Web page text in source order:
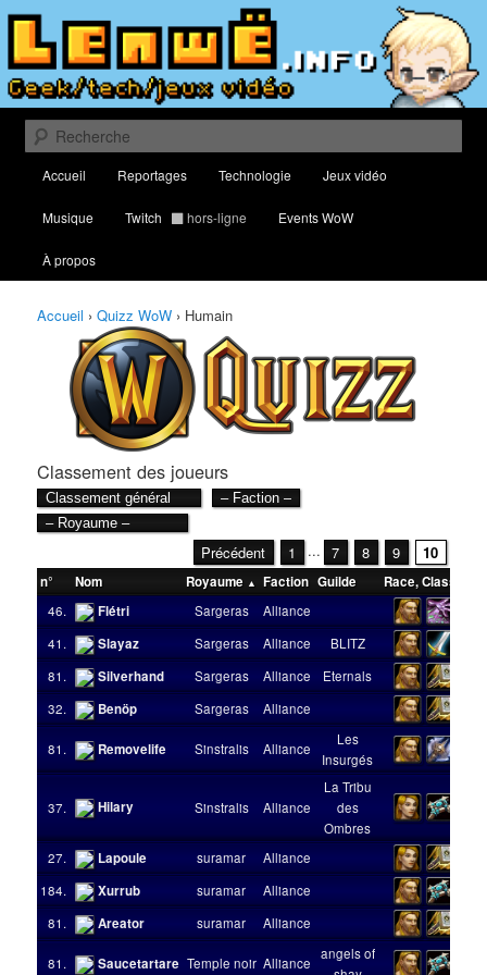
Aller
contenu
principal
Aller
contenu
secondaireLenwë – Culture geek, tech et jeux
vidéo
Classement des meilleurs joueurs au Quizz World of Warcraft
Recherche
principal
Accueil Reportages Technologie Jeux vidéo
Musique Twitch hors-ligne Events WoW
À propos
Accueil › Quizz WoW › Humain
Classement des joueurs
Précédent 1 ... 7 8 9 10
n° Nom Royaume Faction Guilde Race,Classe
46. Flétri Sargeras
Alliance
41.
Slayaz Sargeras Alliance
BLITZ
81.
Silverhand Sargeras Alliance
Eternals
32.
Benöp Sargeras Alliance
81. Removelife Sinstralis Alliance
Les
Insurgés
37. Hilary Sinstralis Alliance
La Tribu
des
Ombres
27.
Lapoule suramar
Alliance
184.
Xurrub suramar
Alliance
81.
Areator suramar Alliance
81. Saucetartare Temple noir Alliance
angels of